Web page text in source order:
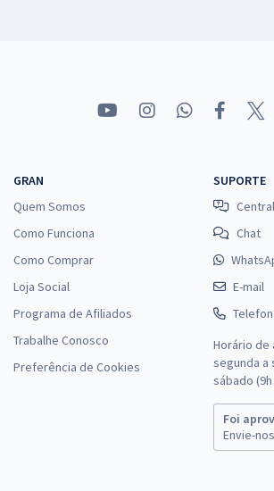
GRAN
Quem Somos
Como Funciona
Como Comprar
Loja Social
Programa de Afiliados
Trabalhe Conosco
Preferência de Cookies
SUPORTE
Chat
E-mail
Horário de
segunda a
sábado (9h
Foi
Envie-